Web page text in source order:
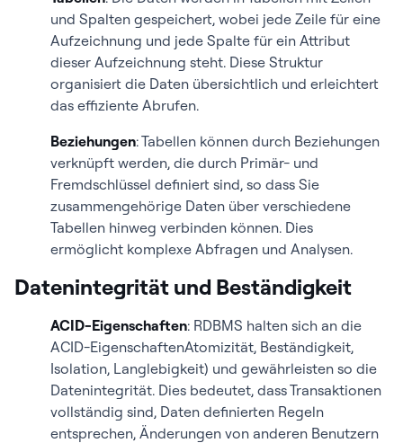
und Spalten gespeichert, wobei jede Zeile für eine
Aufzeichnung und jede Spalte für ein Attribut
dieser Aufzeichnung steht. Diese Struktur
organisiert die Daten übersichtlich und erleichtert
das effiziente Abrufen.
Beziehungen: Tabellen können durch Beziehungen
verknüpft werden, die durch Primär- und
Fremdschlüssel definiert sind, so dass Sie
zusammengehörige Daten über verschiedene
Tabellen hinweg verbinden können. Dies
ermöglicht komplexe Abfragen und Analysen.
Datenintegrität und Beständigkeit
ACID-Eigenschaften: RDBMS halten sich an die
ACID-EigenschaftenAtomizität, Beständigkeit,
Isolation, Langlebigkeit) und gewährleisten so die
Datenintegrität. Dies bedeutet, dass Transaktionen
vollständig sind, Daten definierten Regeln
entsprechen, Änderungen von anderen Benutzern